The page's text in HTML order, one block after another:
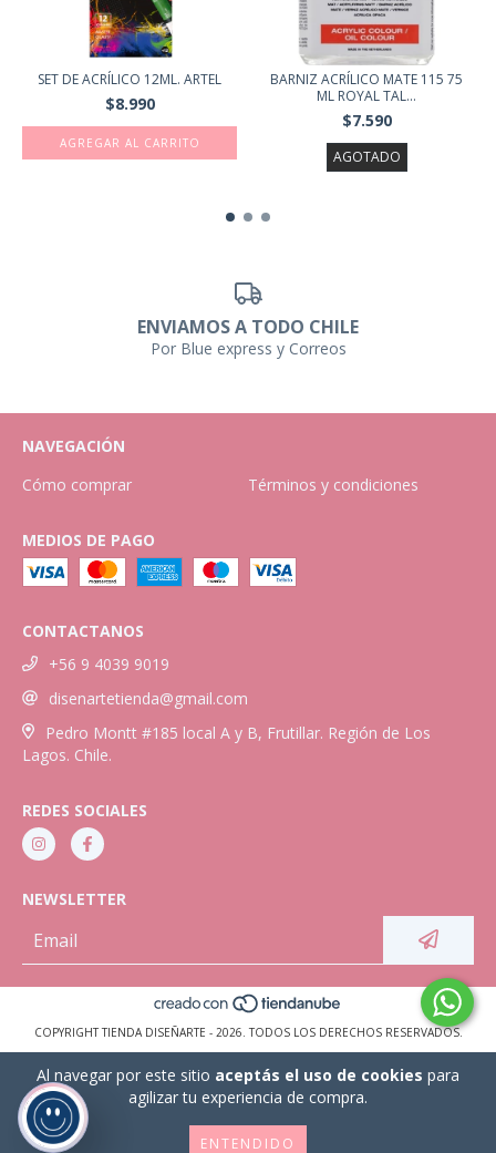
Al navegar por este sitio aceptás el uso de cookies para
agilizar tu experiencia de compra.
ENTENDIDO
SET DE ACRÍLICO 12ML. ARTEL
$8.990
AGREGAR AL CARRITO
BARNIZ ACRÍLICO MATE 115 75
ML ROYAL TAL...
$7.590
AGOTADO
ENVIAMOS A TODO CHILE
Por Blue express y Correos
NAVEGACIÓN
Cómo comprar
Términos y condiciones
MEDIOS DE PAGO
CONTACTANOS
+56 9 4039 9019
disenartetienda@gmail.com
Pedro Montt #185 local A y B, Frutillar. Región de Los
Lagos. Chile.
REDES SOCIALES
NEWSLETTER
COPYRIGHT TIENDA DISEÑARTE - 2026. TODOS LOS DERECHOS RESERVADOS.